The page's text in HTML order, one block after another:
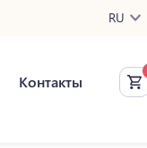
RU
Контакты